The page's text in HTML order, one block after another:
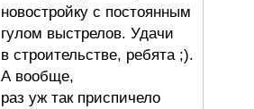
новостройку с постоянным
гулом выстрелов. Удачи
в строительстве, ребята ;).
А вообще,
раз уж так приспичело